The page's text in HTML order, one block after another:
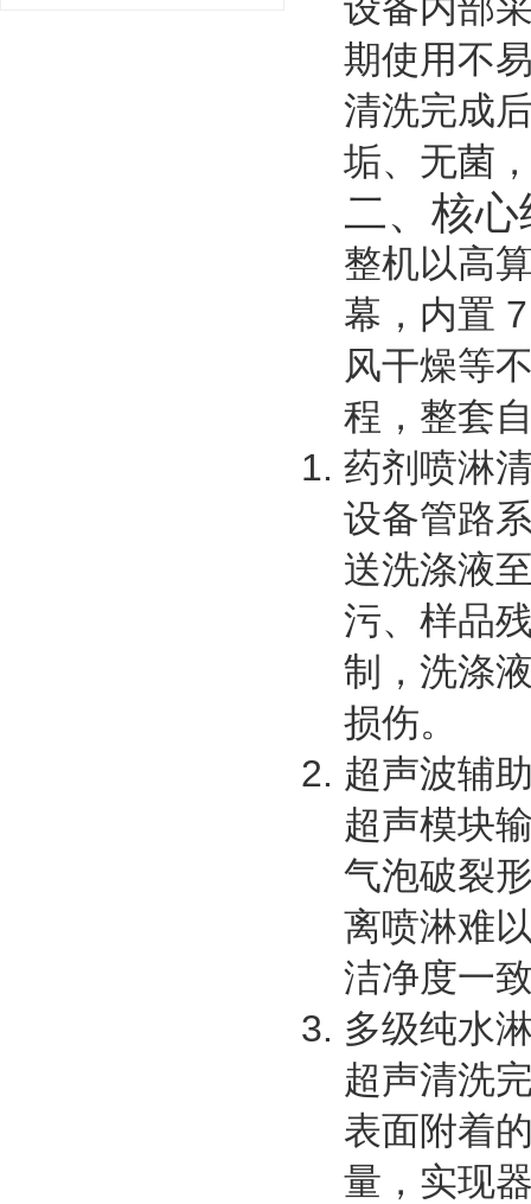
期使用不
清洗完成
垢、无菌
二、核
整机以高
幕，内置
风干燥等
程，整套
药剂喷淋
设备管路
送洗涤液
污、样品
制，洗涤
损伤。
超声波辅
超声模块
气泡破裂
离喷淋难
洁净度一
多级纯水
超声清洗
表面附着
量，实现